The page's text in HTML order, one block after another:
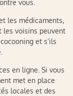
vous.
les médicaments,
les voisins peuvent
et s’ils
en ligne. Si vous
met en place
locales et des